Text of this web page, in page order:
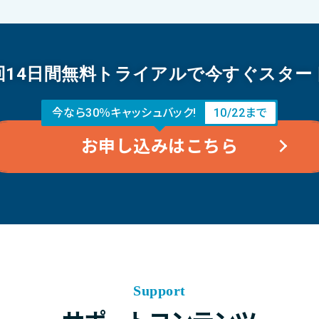
14日間無料トライアルで今すぐスター
今なら30％キャッシュバック! 10/22まで
お申し込みはこちら
Support